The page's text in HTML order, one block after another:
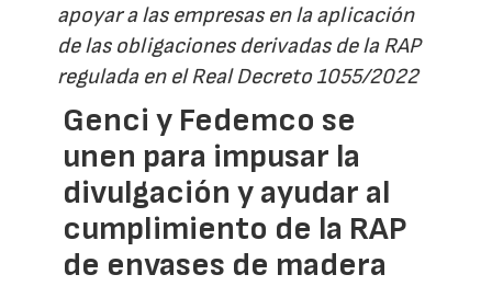
apoyar a las empresas en la aplicación
de las obligaciones derivadas de la RAP
regulada en el Real Decreto 1055/2022
Genci y Fedemco se
unen para impusar la
divulgación y ayudar al
cumplimiento de la RAP
de envases de madera